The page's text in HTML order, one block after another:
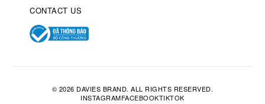
CONTACT US
© 2026 DAVIES BRAND. ALL RIGHTS RESERVED.
INSTAGRAMFACEBOOKTIKTOK